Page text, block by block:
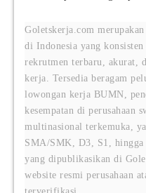
Goletskerja.com
di Indonesia yang
rekrutmen terbaru, akurat,
kerja. Tersedia beragam
lowongan kerja BUMN,
kesempatan di perusahaan
multinasional terkemuka,
SMA/SMK, D3, S1,
yang dipublikasikan di
website resmi perusahaan